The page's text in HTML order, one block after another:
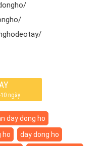
ngày
day dong ho
ho
day dong ho